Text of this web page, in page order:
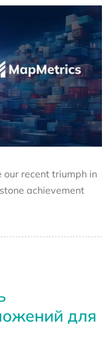
recent triumph in
achievement
для